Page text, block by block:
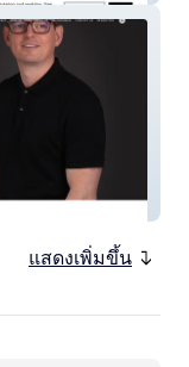
แสดงเพิ่มขึ้น